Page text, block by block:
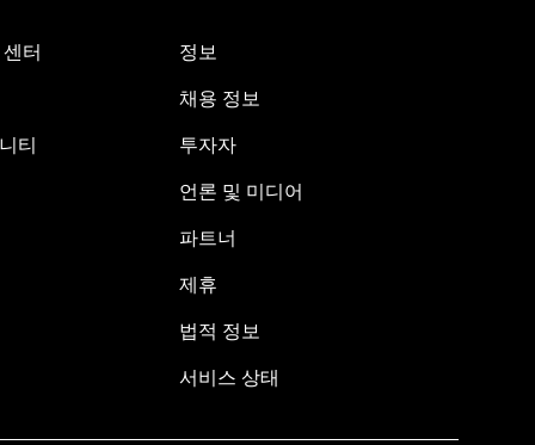
터
티
정보
채용 정보
투자자
언론 및 미디어
파트너
제휴
법적 정보
서비스 상태